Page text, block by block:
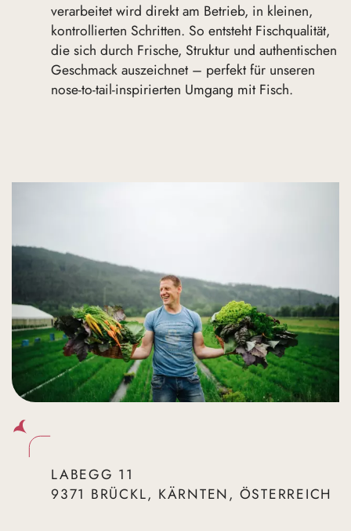
verarbeitet wird direkt am Betrieb, in kleinen,
kontrollierten Schritten. So entsteht Fischqualität,
die sich durch Frische, Struktur und authentischen
Geschmack auszeichnet – perfekt für unseren
nose-to-tail-inspirierten Umgang mit Fisch.
LABEGG 11
9371 BRÜCKL, KÄRNTEN, ÖSTERREICH